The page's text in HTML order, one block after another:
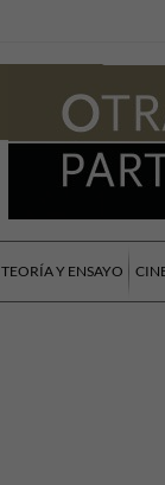
TEORÍA Y ENSAYO